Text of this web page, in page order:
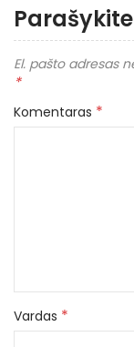
El. pašto adresas
*
Komentaras *
Vardas *